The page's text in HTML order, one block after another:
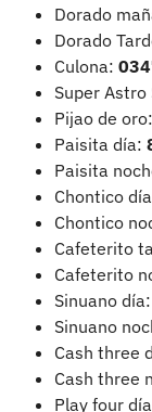
Dorado
Dorado
Culona:
Super Astro
Pijao de oro:
Paisita día:
Paisita
Chontico
Chontico
Cafeterito
Cafeterito
Sinuano día:
Sinuano
Cash three
Cash three
Play four